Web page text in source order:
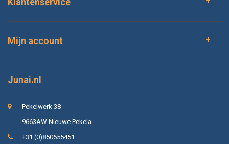
Mijn account
Junai.nl
Pekelwerk 38
9663AW Nieuwe Pekela
+31 (0)850655451